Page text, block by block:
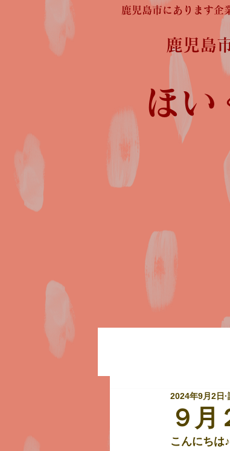
鹿児島市にあります
鹿児島
ほい
９月
2024年9月2日
こんにちは♪